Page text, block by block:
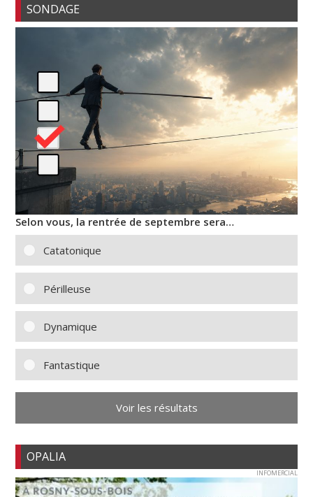
SONDAGE
Selon vous, la rentrée de septembre sera…
Catatonique
Périlleuse
Dynamique
Fantastique
Voir les résultats
OPALIA
INFOMERCIAL